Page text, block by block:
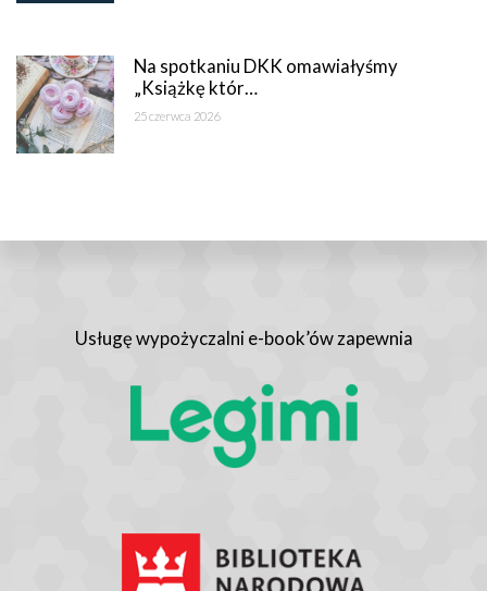
Na spotkaniu DKK omawiałyśmy
„Książkę któr…
25 czerwca 2026
Usługę wypożyczalni e-book’ów zapewnia